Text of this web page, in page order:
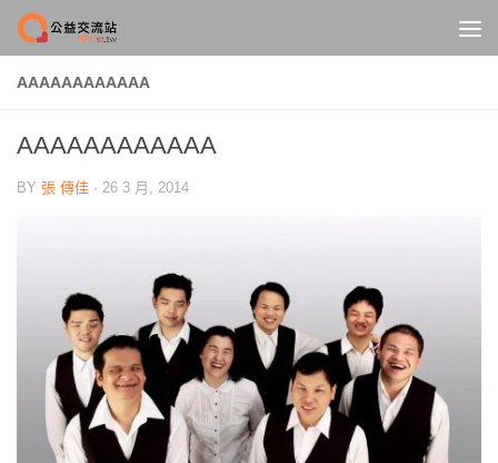
Skip to content
AAAAAAAAAAAA
AAAAAAAAAAAA
BY 張 傳佳 · 26 3 月, 2014